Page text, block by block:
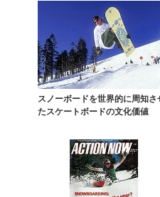
スノーボードを世界的に周知さ
たスケートボードの文化価値